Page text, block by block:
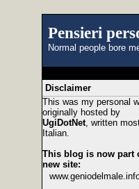
Pensieri
Normal people bore
Disclaimer
This was my personal
originally hosted by
UgiDotNet, written
Italian.
This blog is now part
new site: